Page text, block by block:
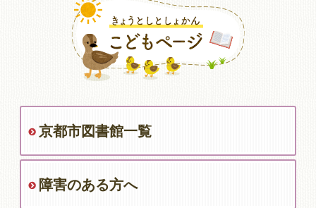
京都市図書館一覧
障害のある方へ